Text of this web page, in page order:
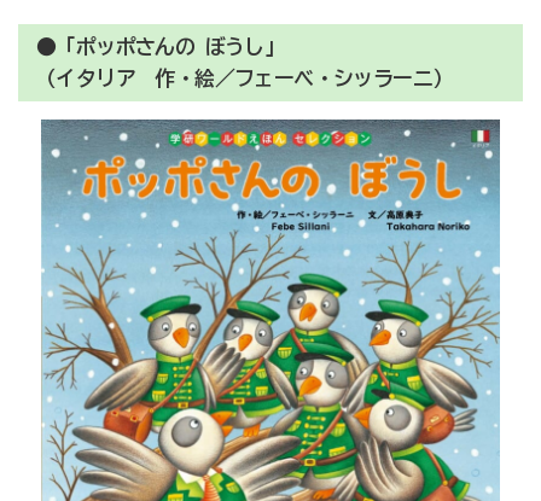
●「ポッポさんの ぼうし」
（イタリア 作・絵／フェーベ・シッラーニ）